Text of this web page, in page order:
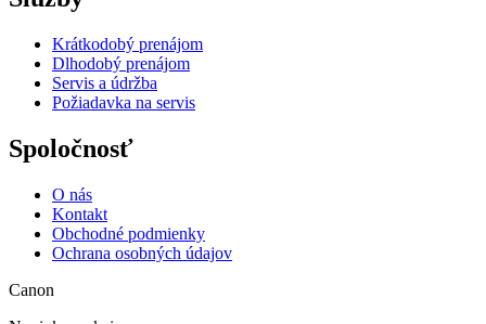
Krátkodobý prenájom
Dlhodobý prenájom
Servis a údržba
Požiadavka na servis
Spoločnosť
O nás
Kontakt
Obchodné podmienky
Ochrana osobných údajov
Canon